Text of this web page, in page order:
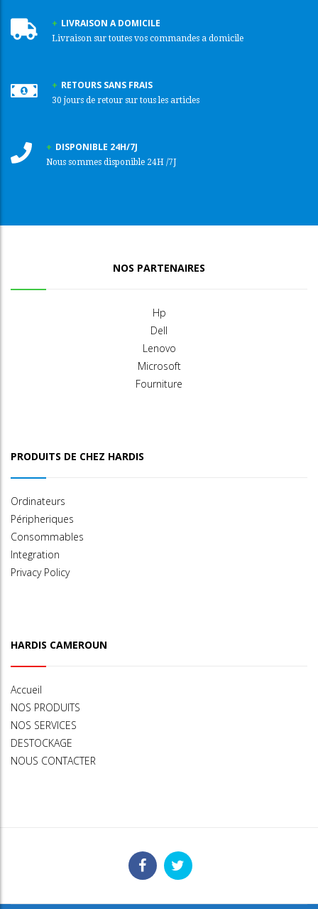
LIVRAISON A DOMICILE
Livraison sur toutes vos commandes a domicile
RETOURS SANS FRAIS
30 jours de retour sur tous les articles
DISPONIBLE 24H/7J
Nous sommes disponible 24H /7J
NOS PARTENAIRES
Hp
Dell
Lenovo
Microsoft
Fourniture
PRODUITS DE CHEZ HARDIS
Ordinateurs
Péripheriques
Consommables
Integration
Privacy Policy
HARDIS CAMEROUN
Accueil
NOS PRODUITS
NOS SERVICES
DESTOCKAGE
NOUS CONTACTER